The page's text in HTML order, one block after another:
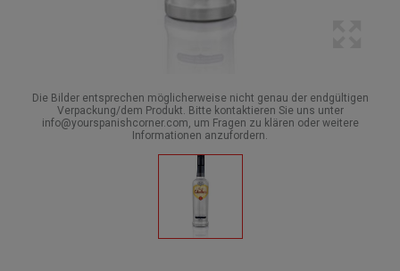
Die Bilder entsprechen möglicherweise nicht genau der endgültigen
Verpackung/dem Produkt. Bitte kontaktieren Sie uns unter
info@yourspanishcorner.com, um Fragen zu klären oder weitere
Informationen anzufordern.